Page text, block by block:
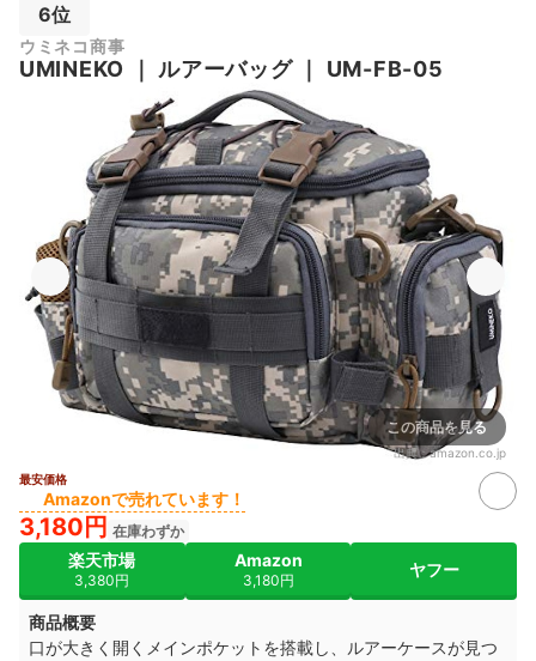
6位
ウミネコ商事
UMINEKO ｜ ルアーバッグ｜ UM-FB-05
この商品を見る
出典：amazon.co.jp
最安価格
Amazonで売れています！
3,180円 在庫わずか
楽天市場
3,380円
Amazon
3,180円
ヤフー
商品概要
口が大きく開くメインポケットを搭載し、ルアーケースが見つ